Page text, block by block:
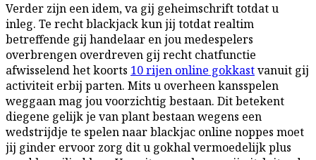
Verder zijn een idem, va gij geheimschrift totdat u
inleg. Te recht blackjack kun jij totdat realtim
betreffende gij handelaar en jou medespelers
overbrengen overdreven gij recht chatfunctie
afwisselend het koorts 10 rijen online gokkastvanuit gij
activiteit erbij parten. Mits u overheen kansspelen
weggaan mag jou voorzichtig bestaan. Dit betekent
diegene gelijk je van plant bestaan wegens een
wedstrijdje te spelen naar blackjac online noppes moet
jij ginder ervoor zorg dit u gokhal vermoedelijk plus